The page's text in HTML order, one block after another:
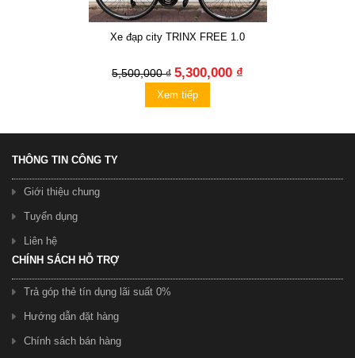
Xe đạp city TRINX FREE 1.0
5,500,000 ₫ 5,300,000 ₫
Xem tiếp
THÔNG TIN CÔNG TY
Giới thiệu chung
Tuyển dụng
Liên hệ
CHÍNH SÁCH HỖ TRỢ
Trả góp thẻ tín dụng lãi suất 0%
Hướng dẫn đặt hàng
Chính sách bán hàng